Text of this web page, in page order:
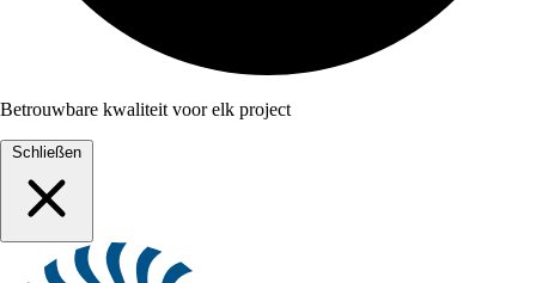
Betrouwbare kwaliteit voor elk project
Schließen